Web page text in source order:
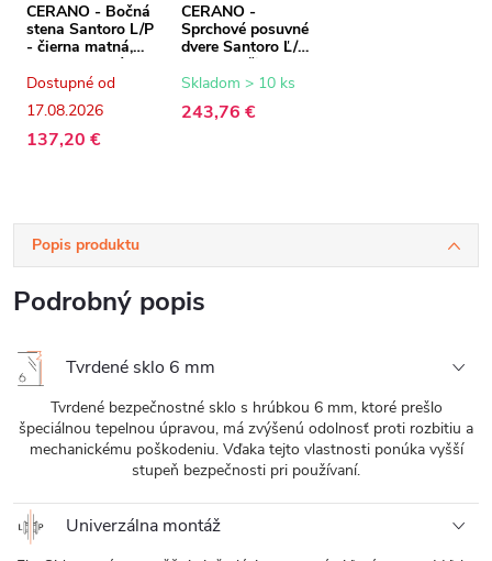
CERANO - Bočná
stena Santoro L/P
- čierna matná,
transparentné
sklo - 100x195
cm
Dostupné od
17.08.2026
137,20 €
CERANO -
Sprchové posuvné
dvere Santoro Ľ/P
- 6 mm - čierna
matná,
sklo - 130x195
Skladom > 10 ks
243,76 €
Popis produktu
Podrobný popis
Tvrdené sklo 6 mm
Tvrdené bezpečnostné sklo s hrúbkou 6 mm, ktoré prešlo
špeciálnou tepelnou úpravou, má zvýšenú odolnosť proti rozbitiu a
mechanickému poškodeniu. Vďaka tejto vlastnosti ponúka vyšší
stupeň bezpečnosti pri používaní.
Univerzálna montáž